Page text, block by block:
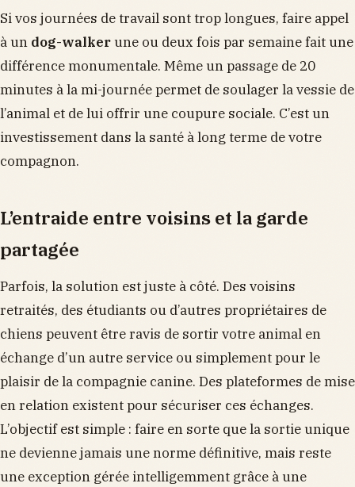
Si vos journées de travail sont trop longues, faire appel
à un dog-walkerune ou deux fois par semaine fait une
différence monumentale. Même un passage de 20
minutes à la mi-journée permet de soulager la vessie de
l’animal et de lui offrir une coupure sociale. C’est un
investissement dans la santé à long terme de votre
compagnon.
L’entraide entre voisins et la garde
partagée
Parfois, la solution est juste à côté. Des voisins
retraités, des étudiants ou d’autres propriétaires de
chiens peuvent être ravis de sortir votre animal en
échange d’un autre service ou simplement pour le
plaisir de la compagnie canine. Des plateformes de mise
en relation existent pour sécuriser ces échanges.
L’objectif est simple : faire en sorte que la sortie unique
ne devienne jamais une norme définitive, mais reste
une exception gérée intelligemment grâce à une